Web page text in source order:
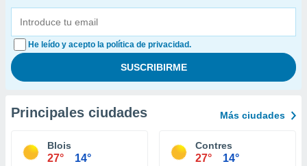
He leído y acepto la política de privacidad.
Principales ciudades Más ciudades
Blois
27° 14°
Contres
27° 14°